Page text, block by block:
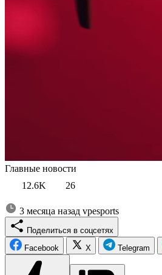
Главные новости
12.6K
26
3 месяца назад vpesports
Поделиться в соцсетях
Facebook
X Telegram